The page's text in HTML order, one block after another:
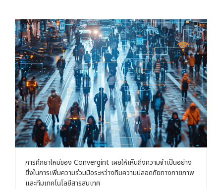
การศึกษาใหม่ของ Convergint เผยให้เห็นถึงความจำเป็นอย่าง
ยิ่งในการเพิ่มความร่วมมือระหว่างทีมความปลอดภัยทางกายภาพ
และทีมเทคโนโลยีสารสนเทศ